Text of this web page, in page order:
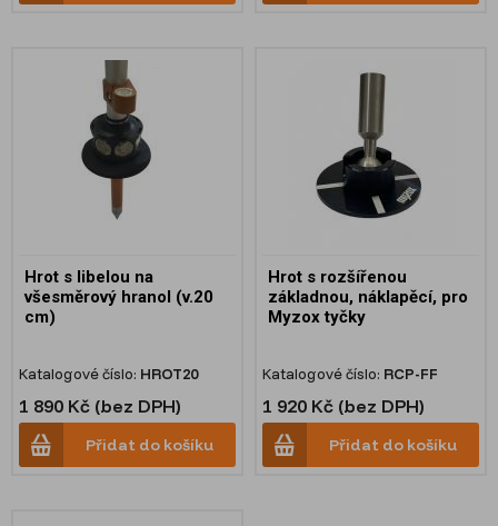
Hrot s libelou na
všesměrový hranol (v.20
cm)
Katalogové číslo: HROT20
1 890 Kč (bez DPH)
Přidat do košíku
Hrot s rozšířenou
základnou, náklapěcí, pro
Myzox tyčky
Katalogové číslo: RCP-FF
1 920 Kč (bez DPH)
Přidat do košíku